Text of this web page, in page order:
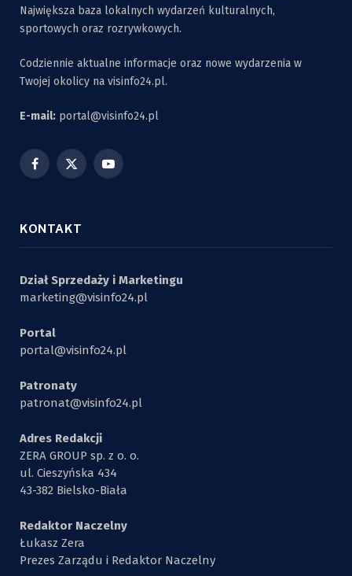
Największa baza lokalnych wydarzeń kulturalnych,
sportowych oraz rozrywkowych.
Codziennie aktualne informacje oraz nowe wydarzenia w
Twojej okolicy na visinfo24.pl.
E-mail: portal@visinfo24.pl
Facebook
X
YouTube
KONTAKT
Dział Sprzedaży i Marketingu
marketing@visinfo24.pl
Portal
portal@visinfo24.pl
Patronaty
patronat@visinfo24.pl
Adres Redakcji
ZERA GROUP sp. z o. o.
ul. Cieszyńska 434
43-382 Bielsko-Biała
Redaktor Naczelny
Łukasz Zera
Prezes Zarządu i Redaktor Naczelny